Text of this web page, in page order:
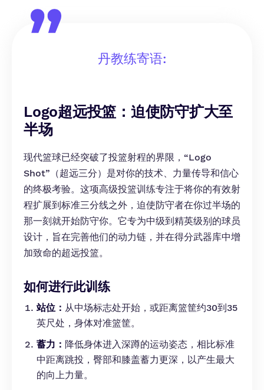
丹教练寄语:
Logo超远投篮：迫使防守扩大至
半场
现代篮球已经突破了投篮射程的界限，“Logo
Shot”（超远三分）是对你的技术、力量传导和信心
的终极考验。这项高级投篮训练专注于将你的有效射
程扩展到标准三分线之外，迫使防守者在你过半场的
那一刻就开始防守你。它专为中级到精英级别的球员
设计，旨在完善他们的动力链，并在得分武器库中增
加致命的超远投篮。
如何进行此训练
站位： 从中场标志处开始，或距离篮筐约30到35
英尺处，身体对准篮筐。
蓄力： 降低身体进入深蹲的运动姿态，相比标准
中距离跳投，臀部和膝盖蓄力更深，以产生最大
的向上力量。